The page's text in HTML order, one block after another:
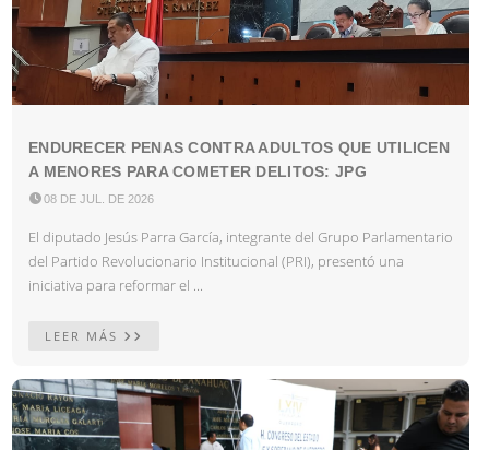
ENDURECER PENAS CONTRA ADULTOS QUE UTILICEN
A MENORES PARA COMETER DELITOS: JPG
08 DE JUL. DE 2026
El diputado Jesús Parra García, integrante del Grupo Parlamentario
del Partido Revolucionario Institucional (PRI), presentó una
iniciativa para reformar el ...
LEER MÁS